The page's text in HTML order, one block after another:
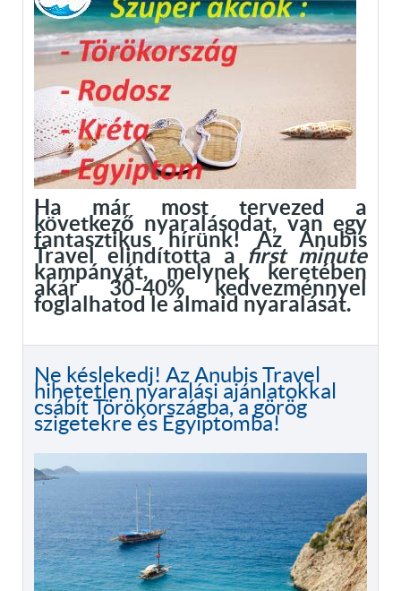
Ha már most tervezed a
következő nyaralásodat, van egy
fantasztikus hírünk! Az Anubis
Travel elindította a first minute
kampányát, melynek keretében
akár 30-40% kedvezménnyel
foglalhatod le álmaid nyaralását.
Ne késlekedj! Az Anubis Travel
hihetetlen nyaralási ajánlatokkal
csábít Törökországba, a görög
szigetekre és Egyiptomba!